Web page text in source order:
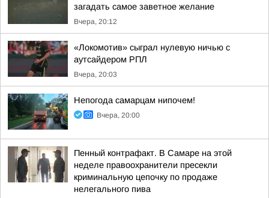
загадать самое заветное желание
Вчера, 20:12
«Локомотив» сыграл нулевую ничью с
аутсайдером РПЛ
Вчера, 20:03
Непогода самарцам нипочем!
Вчера, 20:00
Пенный контрафакт. В Самаре на этой
неделе правоохранители пресекли
криминальную цепочку по продаже
нелегального пива